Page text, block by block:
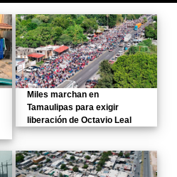
Miles marchan en
Tamaulipas para exigir
liberación de Octavio Leal